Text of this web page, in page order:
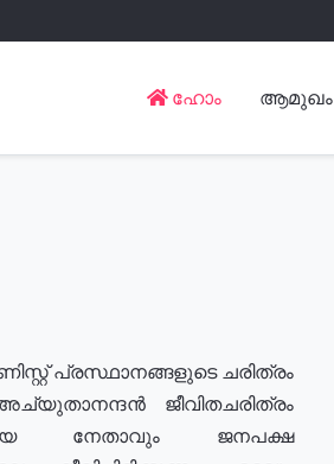
ഹോം ആമുഖം
പ്രസ്ഥാനങ്ങളുടെ ചരിത്രം
ജീവിതചരിത്രം
നേതാവും ജനപക്ഷ